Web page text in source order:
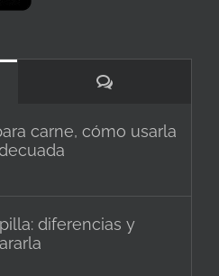
Comentarios
carne, cómo usarla
diferencias y